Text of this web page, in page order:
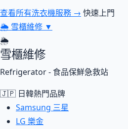
查看所有洗衣機服務 → 快速上門
🌦 雪櫃維修 ▼
🌦
雪櫃維修
Refrigerator - 食品保鮮急救站
🇯🇵 日韓熱門品牌
Samsung 三星
LG 樂金